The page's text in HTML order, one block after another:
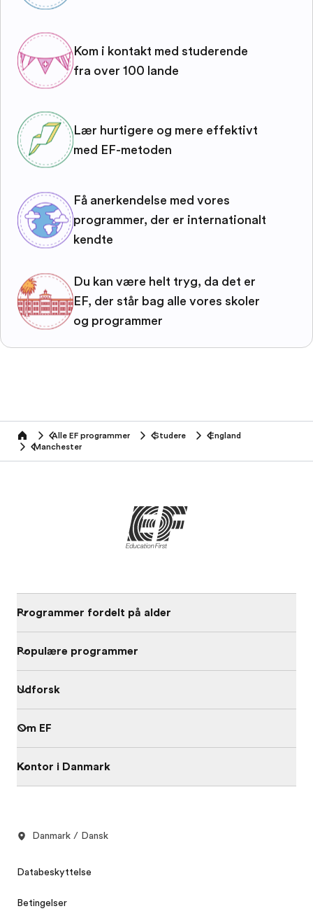
Kom i kontakt med studerende
fra over 100 lande
Lær hurtigere og mere effektivt
med EF-metoden
Få anerkendelse med vores
programmer, der er internationalt
kendte
Du kan være helt tryg, da det er
EF, der står bag alle vores skoler
og programmer
home Alle EF programmer Studere
England
Manchester
Programmer fordelt på alder
Populære programmer
Udforsk
Om EF
Kontor i Danmark
Danmark / Dansk
Databeskyttelse
Betingelser